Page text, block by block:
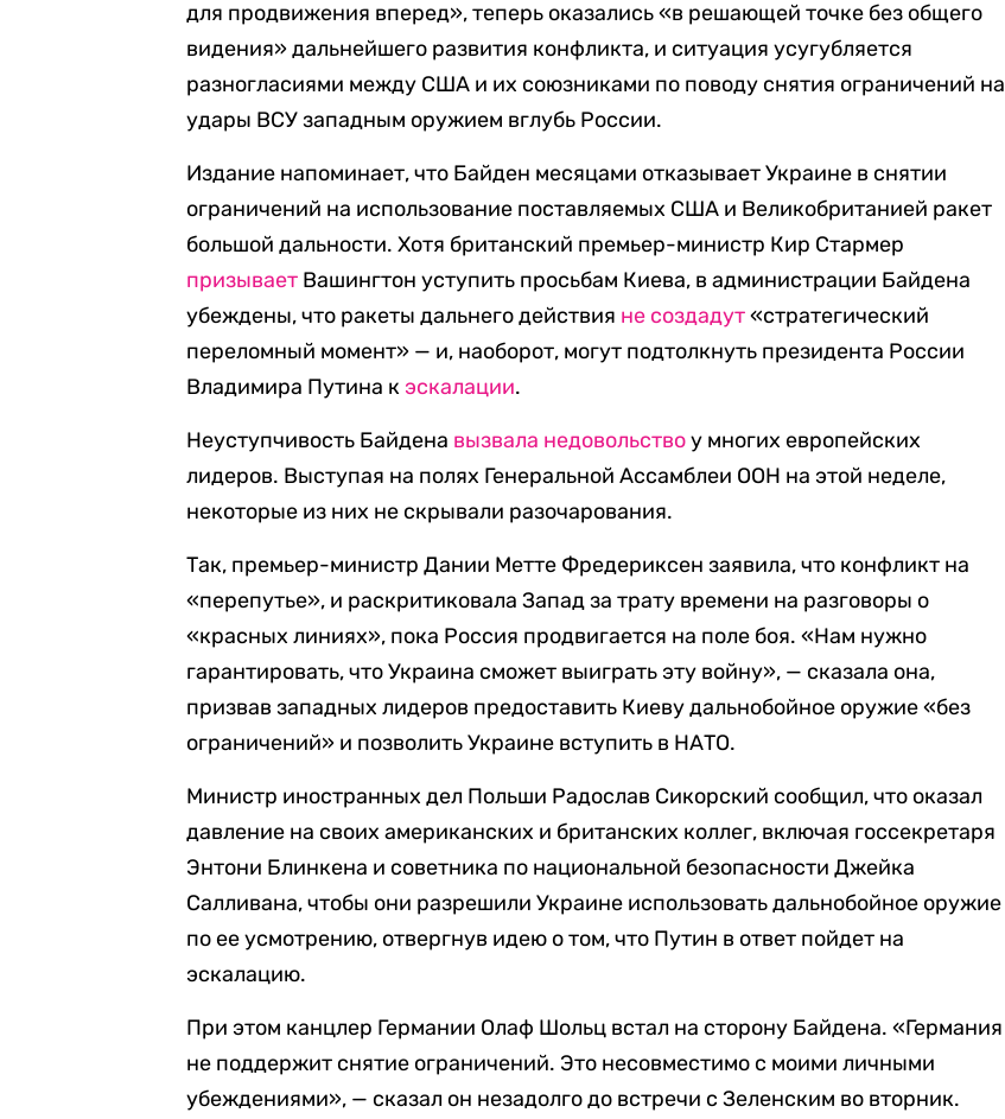
для продвижения вперед», теперь оказались «в решающей точке без общего
видения» дальнейшего развития конфликта, и ситуация усугубляется
разногласиями между США и их союзниками по поводу снятия ограничений на
удары ВСУ западным оружием вглубь России.
Издание напоминает, что Байден месяцами отказывает Украине в снятии
ограничений на использование поставляемых США и Великобританией ракет
большой дальности. Хотя британский премьер-министр Кир Стармер
призывает Вашингтон уступить просьбам Киева, в администрации Байдена
убеждены, что ракеты дальнего действия не создадут«стратегический
переломный момент» — и, наоборот, могут подтолкнуть президента России
Владимира Путина к эскалации.
Неуступчивость Байдена вызвала недовольствоу многих европейских
лидеров. Выступая на полях Генеральной Ассамблеи ООН на этой неделе,
некоторые из них не скрывали разочарования.
Так, премьер-министр Дании Метте Фредериксен заявила, что конфликт на
«перепутье», и раскритиковала Запад за трату времени на разговоры о
«красных линиях», пока Россия продвигается на поле боя. «Нам нужно
гарантировать, что Украина сможет выиграть эту войну», — сказала она,
призвав западных лидеров предоставить Киеву дальнобойное оружие «без
ограничений» и позволить Украине вступить в НАТО.
Министр иностранных дел Польши Радослав Сикорский сообщил, что оказал
давление на своих американских и британских коллег, включая госсекретаря
Энтони Блинкена и советника по национальной безопасности Джейка
Салливана, чтобы они разрешили Украине использовать дальнобойное оружие
по ее усмотрению, отвергнув идею о том, что Путин в ответ пойдет на
эскалацию.
При этом канцлер Германии Олаф Шольц встал на сторону Байдена. «Германия
не поддержит снятие ограничений. Это несовместимо с моими личными
убеждениями», — сказал он незадолго до встречи с Зеленским во вторник.